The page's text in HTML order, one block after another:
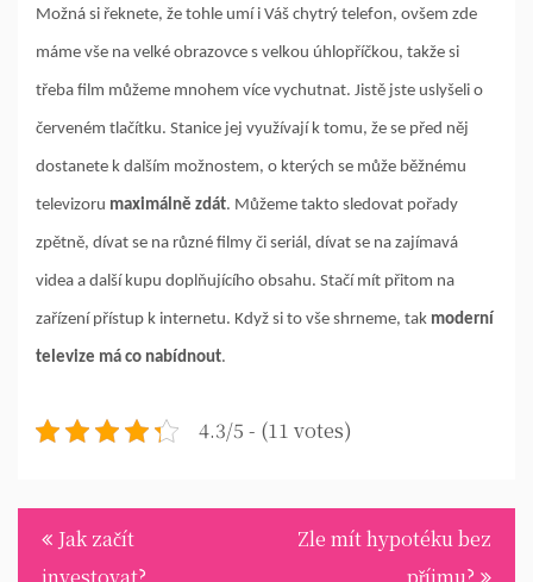
Možná si řeknete, že tohle umí i Váš chytrý telefon, ovšem zde
máme vše na velké obrazovce s velkou úhlopříčkou, takže si
třeba film můžeme mnohem více vychutnat. Jistě jste uslyšeli o
červeném tlačítku. Stanice jej využívají k tomu, že se před něj
dostanete k dalším možnostem, o kterých se může běžnému
televizoru maximálně zdát. Můžeme takto sledovat pořady
zpětně, dívat se na různé filmy či seriál, dívat se na zajímavá
videa a další kupu doplňujícího obsahu. Stačí mít přitom na
zařízení přístup k internetu. Když si to vše shrneme, tak moderní
televize má co nabídnout.
4.3/5 - (11 votes)
Navigace
pro
Jak začít
Zle mít hypotéku bez